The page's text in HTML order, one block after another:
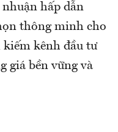
hấp dẫn
thông minh cho
kênh đầu tư
giá bền vững và